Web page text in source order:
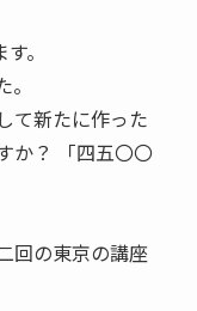
。
て新たに作った
か？ 「四五〇〇
回の東京の講座